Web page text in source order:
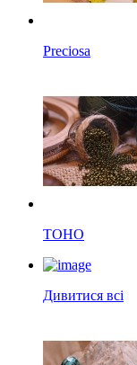
Preciosa
TOHO
Дивитися всі